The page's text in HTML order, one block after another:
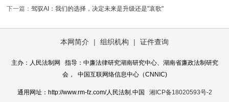
下一篇：驾驭AI：我们的选择，决定未来是升级还是"哀歌"
本网简介 | 组织机构 | 证件查询
主办：人民法制网 指导：中廉法律研究湖南研究中心、湖南省廉政法制研究
会， 中国互联网络信息中心（CNNIC)
通用网址：http://www.rm-fz.com/人民法制.中国 湘ICP备18020593号-2